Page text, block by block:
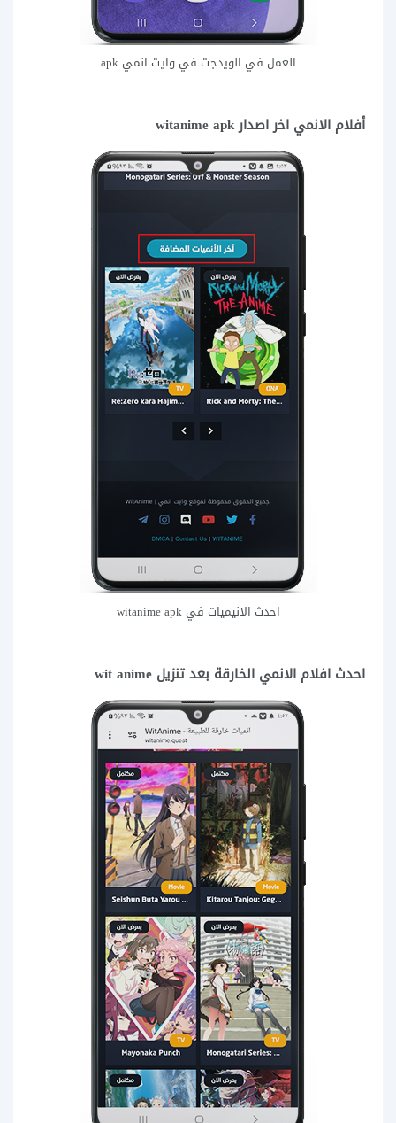
العمل في الويدجت في وايت انمي apk
أفلام الانمي اخر اصدار witanime apk
احدث الانيميات في witanime apk
احدث افلام الانمي الخارقة بعد تنزيل wit anime